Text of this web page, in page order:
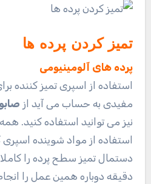
تمیز کردن پرده ها
پرده های آلومینیومی
استفاده از اسپری تمیز کننده
مفیدی به حساب می آید از
نیز می توانید استفاده کنید.
استفاده از مواد شوینده
دستمال تمیز سطح پرده را
دقیقه دوباره همین عمل را